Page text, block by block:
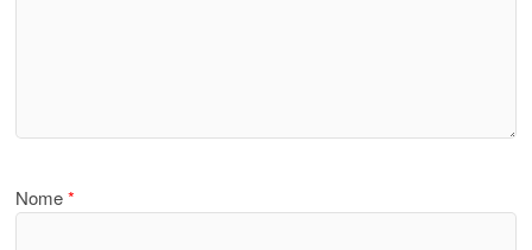
Nome*